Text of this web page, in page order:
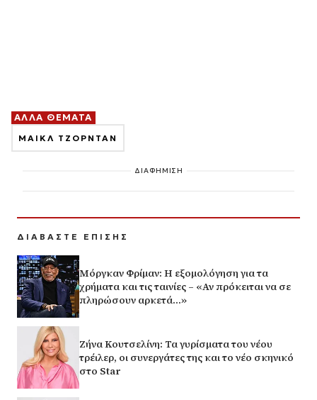
ΑΛΛΑ ΘΕΜΑΤΑ
ΜΑΙΚΛ ΤΖΟΡΝΤΑΝ
ΔΙΑΦΗΜΙΣΗ
ΔΙΑΒΑΣΤΕ ΕΠΙΣΗΣ
Μόργκαν Φρίμαν: Η εξομολόγηση για τα
χρήματα και τις ταινίες – «Αν πρόκειται να σε
πληρώσουν αρκετά…»
Ζήνα Κουτσελίνη: Τα γυρίσματα του νέου
τρέιλερ, οι συνεργάτες της και το νέο σκηνικό
στο Star